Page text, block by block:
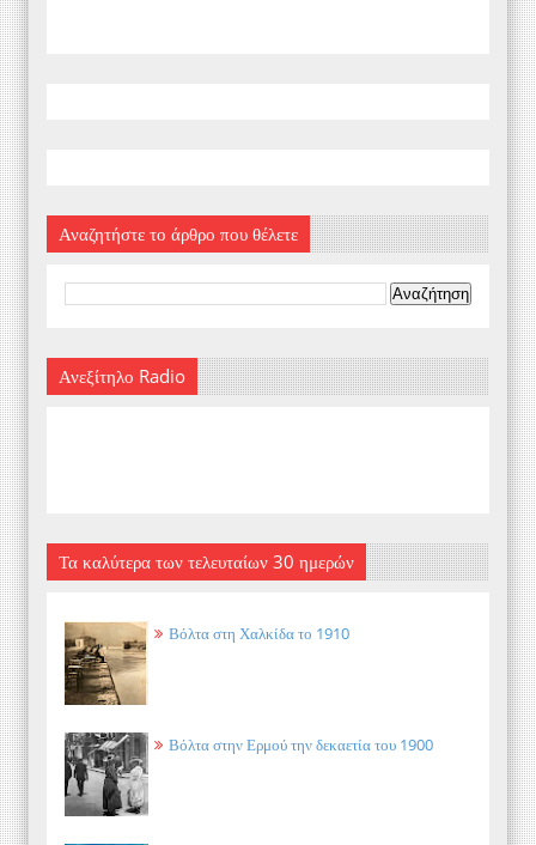
Αναζητήστε το άρθρο που θέλετε
Ανεξίτηλο Radio
Τα καλύτερα των τελευταίων 30 ημερών
Βόλτα στη Χαλκίδα το 1910
Βόλτα στην Ερμού την δεκαετία του 1900